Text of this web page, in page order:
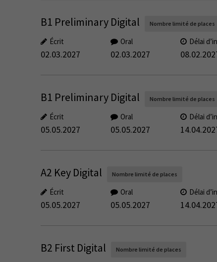
B1 Preliminary Digital Nombre limité de places
Écrit
02.03.2027
Oral
02.03.2027
Délai
B1 Preliminary Digital Nombre limité de places
Écrit
05.05.2027
Oral
05.05.2027
Délai
A2 Key Digital Nombre limité de places
Écrit
05.05.2027
Oral
05.05.2027
Délai
B2 First Digital Nombre limité de places